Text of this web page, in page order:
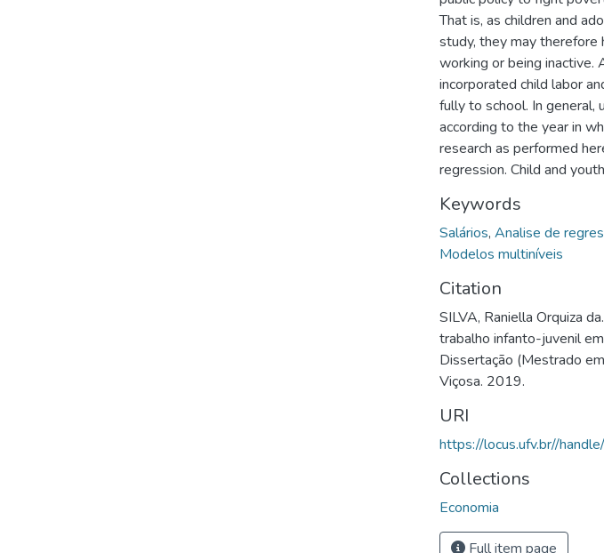
That is, as children and
study, they may therefore
working or being inactive.
incorporated child labor
fully to school. In
according to the year in
research as performed
regression. Child and
Keywords
Salários, Analise de
Modelos multiníveis
Citation
SILVA, Raniella Orquiza
trabalho infanto-juvenil
Dissertação (Mestrado
Viçosa. 2019.
URI
https://locus.ufv.br//
Collections
Economia
Full item page